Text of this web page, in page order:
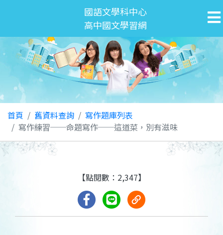
國語文學科中心
高中國文學習網
首頁 舊資料查詢
寫作題庫列表
寫作練習──命題寫作──這道菜，別有滋味
【點閱數：2,347】